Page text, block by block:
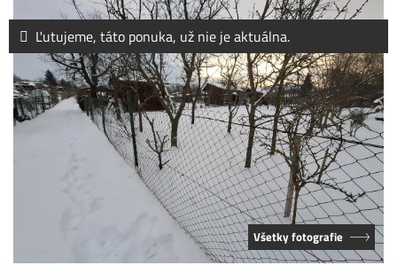
Ľutujeme, táto ponuka, už nie je aktuálna.
Všetky fotografie